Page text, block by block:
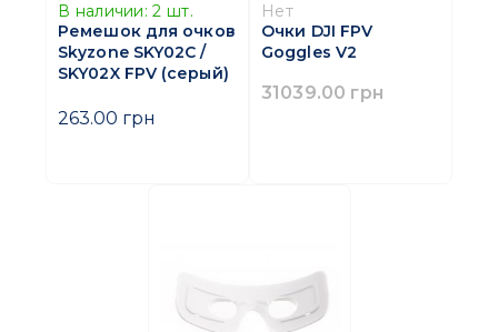
В наличии: 2 шт.
Ремешок для очков
Skyzone SKY02C /
SKY02X FPV (серый)
263.00 грн
Нет
Очки DJI FPV
Goggles V2
31039.00 грн